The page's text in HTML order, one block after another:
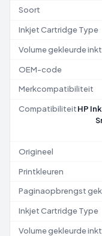
Soort
Inkjet Cartridge Type
Volume gekleurde inkt
OEM-code
Merkcompatibiliteit
CompatibiliteitHP
Origineel
Printkleuren
Paginaopbrengst
Inkjet Cartridge Type
Volume gekleurde inkt